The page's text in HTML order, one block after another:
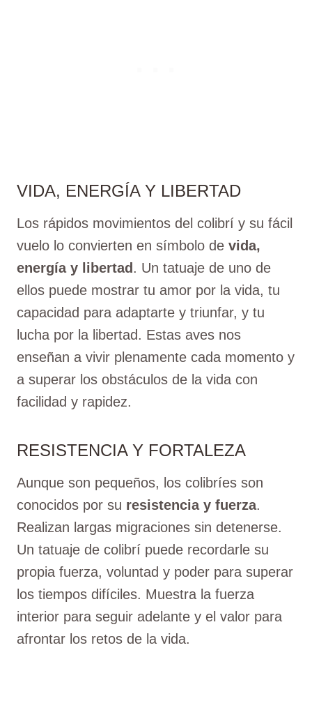
VIDA, ENERGÍA Y LIBERTAD
Los rápidos movimientos del colibrí y su fácil
vuelo lo convierten en símbolo de vida,
energía y libertad. Un tatuaje de uno de
ellos puede mostrar tu amor por la vida, tu
capacidad para adaptarte y triunfar, y tu
lucha por la libertad. Estas aves nos
enseñan a vivir plenamente cada momento y
a superar los obstáculos de la vida con
facilidad y rapidez.
RESISTENCIA Y FORTALEZA
Aunque son pequeños, los colibríes son
conocidos por su resistencia y fuerza.
Realizan largas migraciones sin detenerse.
Un tatuaje de colibrí puede recordarle su
propia fuerza, voluntad y poder para superar
los tiempos difíciles. Muestra la fuerza
interior para seguir adelante y el valor para
afrontar los retos de la vida.